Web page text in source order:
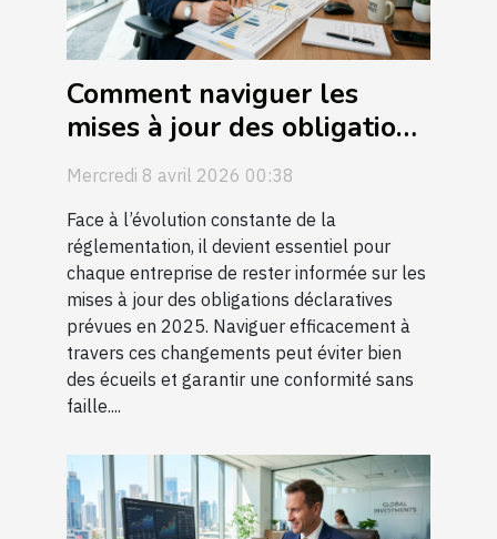
Comment naviguer les
mises à jour des obligations
déclaratives en 2025 ?
Mercredi 8 avril 2026 00:38
Face à l’évolution constante de la
réglementation, il devient essentiel pour
chaque entreprise de rester informée sur les
mises à jour des obligations déclaratives
prévues en 2025. Naviguer efficacement à
travers ces changements peut éviter bien
des écueils et garantir une conformité sans
faille....